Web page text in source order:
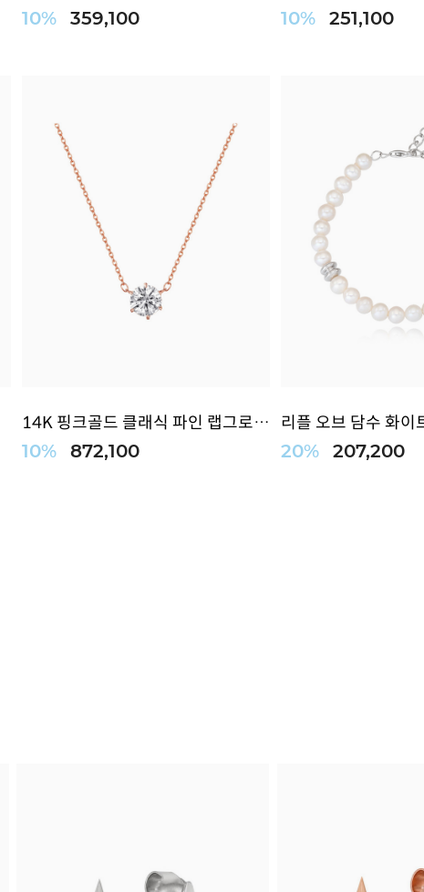
10% 359,100 10% 251,100
14K 핑크골드 클래식 파인 랩그로운 다이아...
10% 872,100 20% 207,200